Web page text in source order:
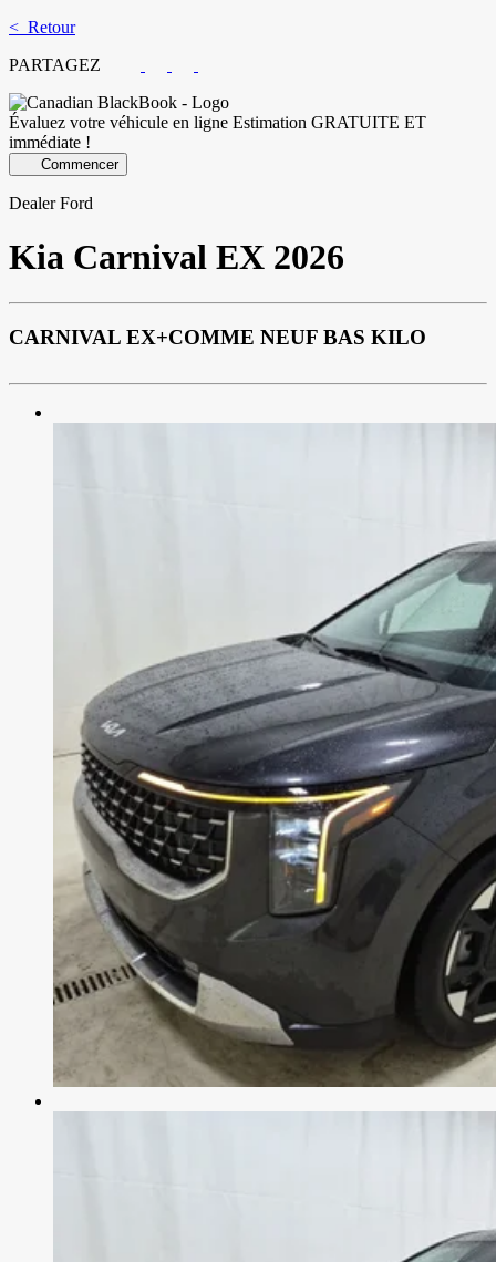
< Retour
PARTAGEZ
Évaluez votre véhicule en ligne Estimation GRATUITE ET
immédiate !
Commencer
Dealer Ford
Kia Carnival EX 2026
CARNIVAL EX+COMME NEUF BAS KILO